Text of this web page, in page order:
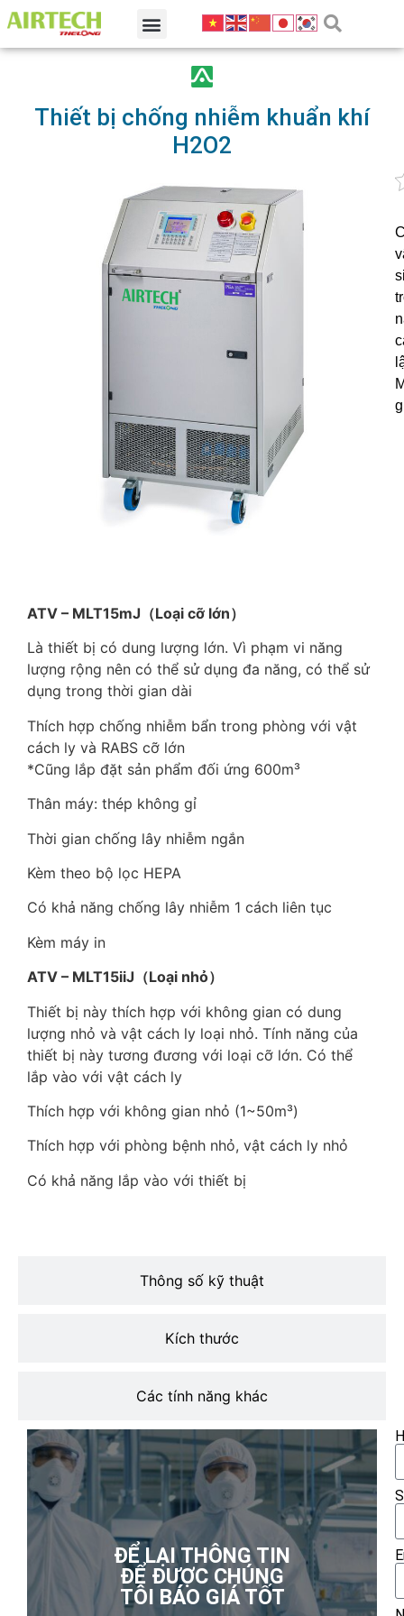
Thiết bị chống nhiễm khuẩn khí
H2O2
ATV – MLT15mJ（Loại cỡ lớn）
Là thiết bị có dung lượng lớn. Vì phạm vi năng
lượng rộng nên có thể sử dụng đa năng, có thể sử
dụng trong thời gian dài
Thích hợp chống nhiễm bẩn trong phòng với vật
cách ly và RABS cỡ lớn
*Cũng lắp đặt sản phẩm đối ứng 600m³
Thân máy: thép không gỉ
Thời gian chống lây nhiễm ngắn
Kèm theo bộ lọc HEPA
Có khả năng chống lây nhiễm 1 cách liên tục
Kèm máy in
ATV – MLT15iiJ（Loại nhỏ）
Thiết bị này thích hợp với không gian có dung
lượng nhỏ và vật cách ly loại nhỏ. Tính năng của
thiết bị này tương đương với loại cỡ lớn. Có thể
lắp vào với vật cách ly
Thích hợp với không gian nhỏ (1~50m³)
Thích hợp với phòng bệnh nhỏ, vật cách ly nhỏ
Có khả năng lắp vào với thiết bị
Thông số kỹ thuật
Kích thước
Các tính năng khác
ĐỂ LẠI THÔNG TIN
ĐỂ ĐƯỢC CHÚNG
TÔI BÁO GIÁ TỐT